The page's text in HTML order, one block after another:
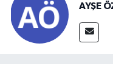
AYŞE